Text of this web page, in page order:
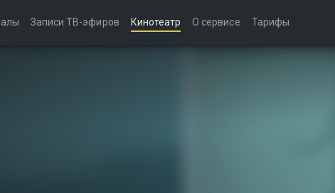
Записи ТВ-эфиров Кинотеатр О сервисе Тарифы